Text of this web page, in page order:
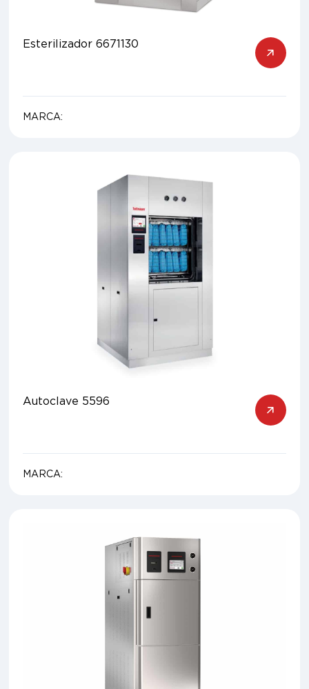
Esterilizador 6671130
MARCA:
Autoclave 5596
MARCA: